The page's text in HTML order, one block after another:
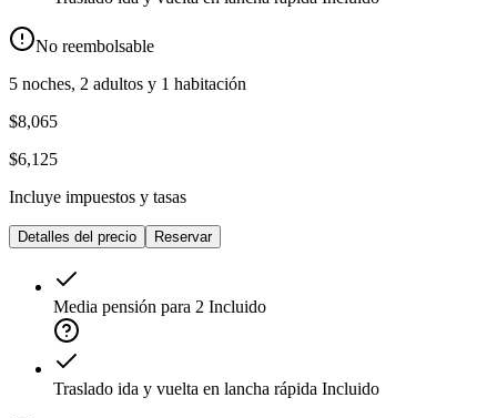
No reembolsable
5 noches, 2 adultos y 1 habitación
$8,065
$6,125
Incluye impuestos y tasas
Detalles del precio Reservar
Media pensión para 2 Incluido
Traslado ida y vuelta en lancha rápida Incluido